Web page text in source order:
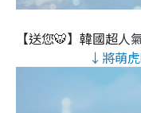
【送您🐯】韓國超人
↓將萌